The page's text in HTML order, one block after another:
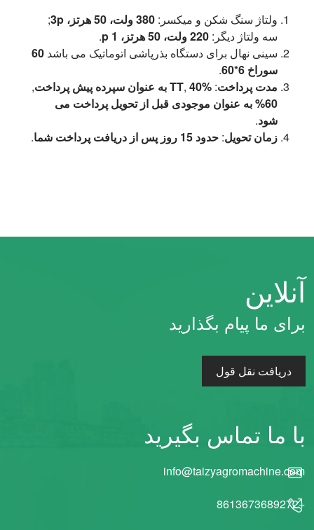
ولتاژ سنگ شکن و میکسر: 380 ولت، 50 هرتز، 3p
;
سه ولتاژ دیگر: 220 ولت، 50 هرتز، 1 p
.
سینی نهال برای دستگاه بذرپاشی اتوماتیک می باشد 60
سوراخ 6*60
.
مدت پرداخت:
TT, 40% به عنوان سپرده پیش پرداخت
,
60% به عنوان موجودی قبل از تحویل پرداخت می
شود.
زمان تحویل: حدود 15 روز پس از دریافت پرداخت شما .
آنلاین
برای ما پیام بگذارید
دریافت نقل قول
با ما تماس بگیرید
+8613673689272